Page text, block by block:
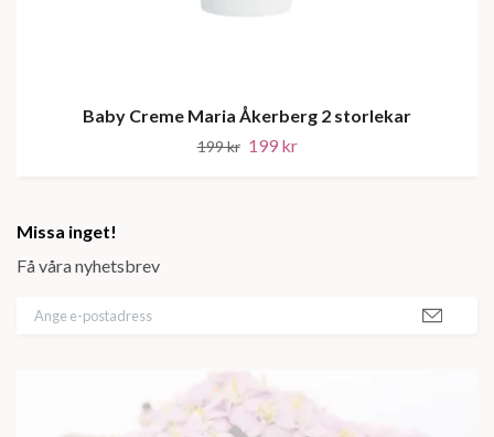
Missa inget!
Få våra nyhetsbrev
Baby Creme Maria Åkerberg 2 storlekar
199 kr 199 kr